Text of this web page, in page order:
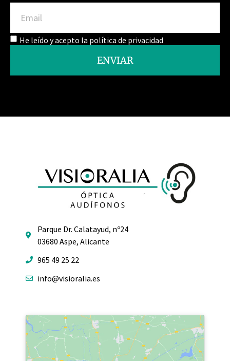
He leído y acepto la política de privacidad
ENVIAR
Parque Dr. Calatayud, nº24
03680 Aspe, Alicante
965 49 25 22
info@visioralia.es